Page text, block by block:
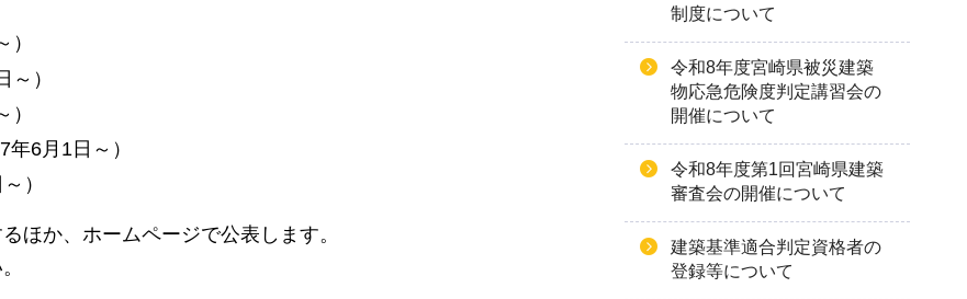
～）
6月1日～）
）
ほか、ホームページで公表します。
制度について
令和8年度宮崎県被災建築
物応急危険度判定講習会の
開催について
令和8年度第1回宮崎県建築
審査会の開催について
建築基準適合判定資格者の
登録等について